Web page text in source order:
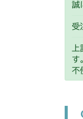
誠
受
す
不